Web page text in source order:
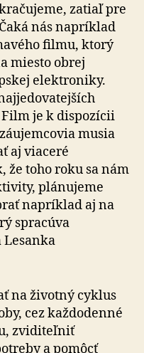
zatiaľ pre
nás napríklad
filmu, ktorý
miesto obrej
elektroniky.
Film je k dispozícii
musia
aj viaceré
že toho roku sa nám
plánujeme
napríklad aj na
spracúva
Lesanka
na životný cyklus
cez každodenné
zviditeľniť
a pomôcť